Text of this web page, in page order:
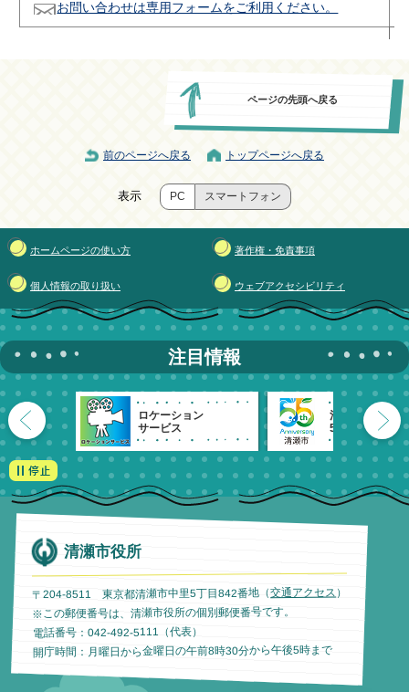
お問い合わせは専用フォームをご利用ください。
ページの先頭へ戻る
前のページへ戻る トップページへ戻る
表示 PC スマートフォン
ホームページの使い方 著作権・免責事項
個人情報の取り扱い ウェブアクセシビリティ
注目情報
ロケーション
サービス
清瀬市
55周年記念
清瀬市役所
〒204-8511 東京都清瀬市中里5丁目842番地（交通アクセス ）
※この郵便番号は、清瀬市役所の個別郵便番号です。
電話番号：042-492-5111（代表）
開庁時間：月曜日から金曜日の午前8時30分から午後5時まで